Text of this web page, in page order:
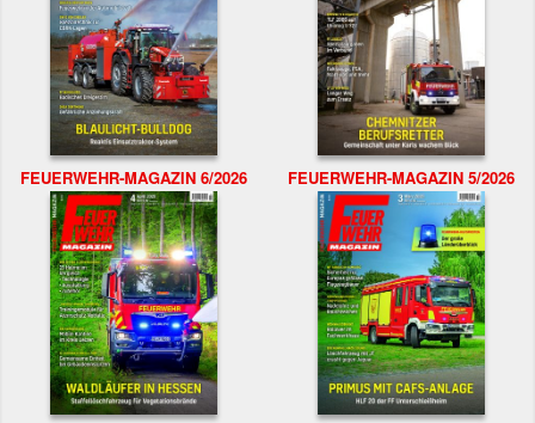
FEUERWEHR-MAGAZIN 6/2026 FEUERWEHR-MAGAZIN 5/2026